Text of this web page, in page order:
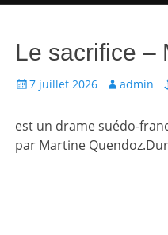
Le sacrifice –
Écrit7 juillet 2026 Auteur
admin
est un drame suédo-
par Martine